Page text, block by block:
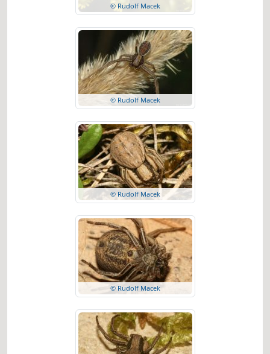
© Rudolf Macek
© Rudolf Macek
© Rudolf Macek
© Rudolf Macek